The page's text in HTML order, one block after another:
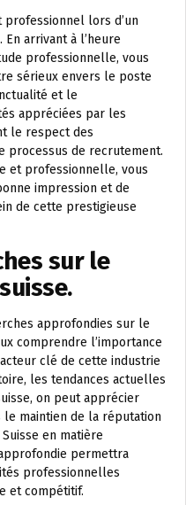
lors d’un
arrivant à l’heure
professionnelle, vous
sérieux envers le poste
et le
appréciées par les
le respect des
processus de recrutement.
et professionnelle, vous
impression et de
de cette prestigieuse
sur le
approfondies sur le
comprendre l’importance
clé de cette industrie
les tendances actuelles
on peut apprécier
maintien de la réputation
en matière
permettra
professionnelles
et compétitif.